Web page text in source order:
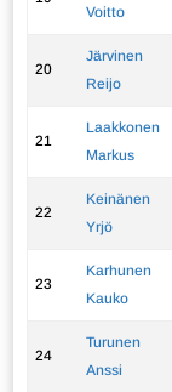
Voitto
20
Järvinen
Reijo
21
Laakkonen
Markus
22
Keinänen
Yrjö
23
Karhunen
Kauko
24
Turunen
Anssi